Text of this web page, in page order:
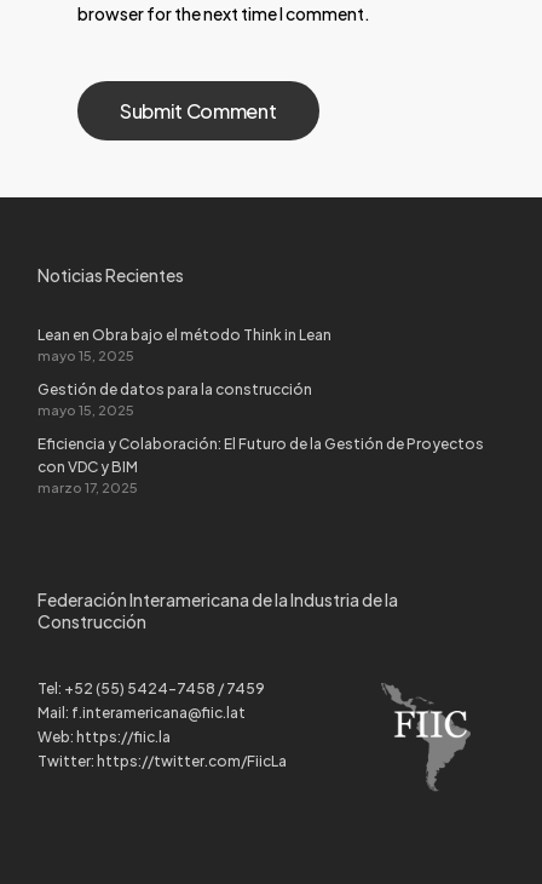
browser for the next time I comment.
Noticias Recientes
Lean en Obra bajo el método Think in Lean
mayo 15, 2025
Gestión de datos para la construcción
mayo 15, 2025
Eficiencia y Colaboración: El Futuro de la Gestión de Proyectos
con VDC y BIM
marzo 17, 2025
Federación Interamericana de la Industria de la
Construcción
Tel: +52 (55) 5424-7458 / 7459
Mail: f.interamericana@fiic.lat
Web: https://fiic.la
Twitter: https://twitter.com/FiicLa